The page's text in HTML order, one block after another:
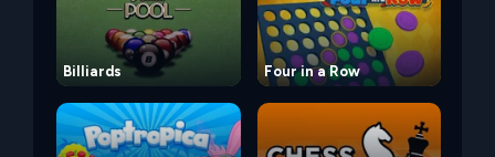
Billiards Four in a Row